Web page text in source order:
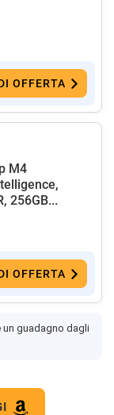
OFFERTA
M4
256GB...
OFFERTA
un guadagno dagli